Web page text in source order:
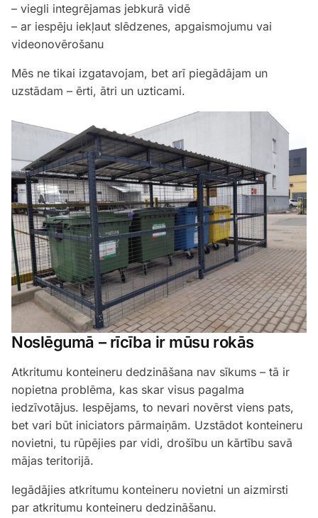
– viegli integrējamas jebkurā vidē
– ar iespēju iekļaut slēdzenes, apgaismojumu vai
videonovērošanu
Mēs ne tikai izgatavojam, bet arī piegādājam un
uzstādam – ērti, ātri un uzticami.
Noslēgumā – rīcība ir mūsu rokās
Atkritumu konteineru dedzināšana nav sīkums – tā ir
nopietna problēma, kas skar visus pagalma
iedzīvotājus. Iespējams, to nevari novērst viens pats,
bet vari būt iniciators pārmaiņām. Uzstādot konteineru
novietni, tu rūpējies par vidi, drošību un kārtību savā
mājas teritorijā.
Iegādājies atkritumu konteineru novietni un aizmirsti
par atkritumu konteineru dedzināšanu.